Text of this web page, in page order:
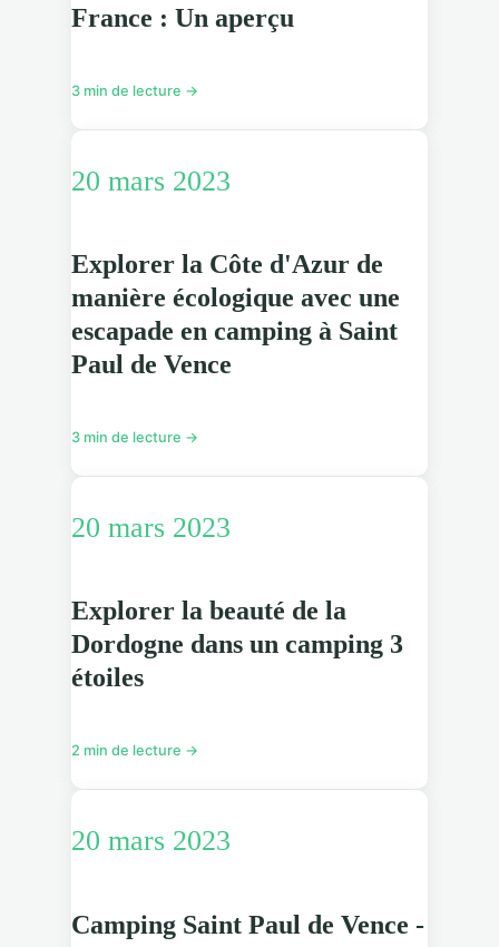
France : Un aperçu
3 min de lecture →
20 mars 2023
Explorer la Côte d'Azur de
manière écologique avec une
escapade en camping à Saint
Paul de Vence
3 min de lecture →
20 mars 2023
Explorer la beauté de la
Dordogne dans un camping 3
étoiles
2 min de lecture →
20 mars 2023
Camping Saint Paul de Vence -